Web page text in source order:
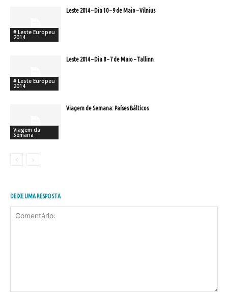
# Leste Europeu
2014
Leste 2014 – Dia 10 – 9 de Maio – Vilnius
# Leste Europeu
2014
Leste 2014 – Dia 8 – 7 de Maio – Tallinn
Viagem da
Semana
Viagem de Semana: Países Bálticos
DEIXE UMA RESPOSTA